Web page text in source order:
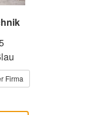
Firma